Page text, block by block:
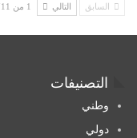
السابق التالي 1 من 711
التصنيفات
وطني
دولي